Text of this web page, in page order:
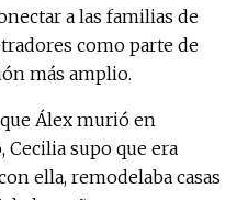
a las familias de
como parte de
más amplio.
Álex murió en
supo que era
ella, remodelaba casas